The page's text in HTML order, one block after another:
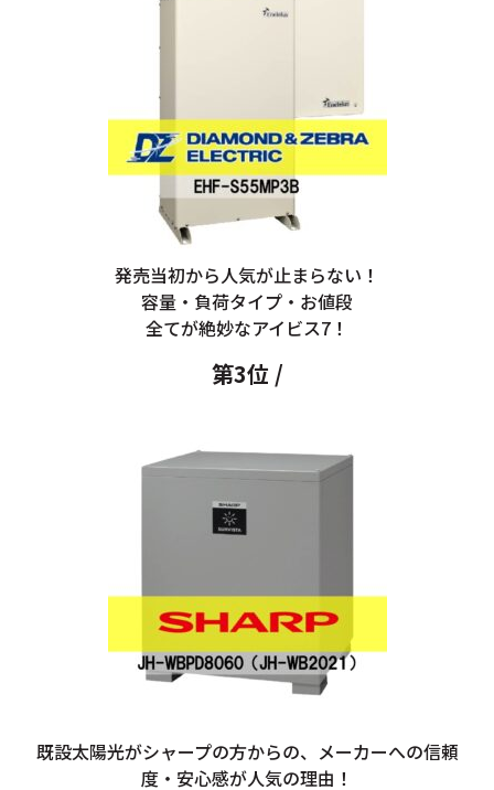
発売当初から人気が止まらない！
容量・負荷タイプ・お値段
全てが絶妙なアイビス7！
第3位 /
既設太陽光がシャープの方からの、メーカーへの信頼
度・安心感が人気の理由！